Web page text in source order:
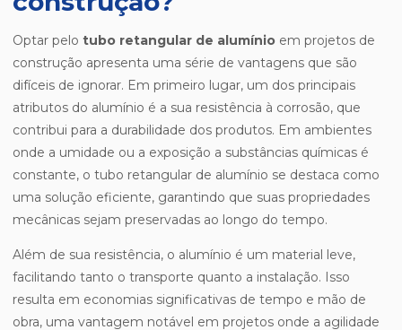
Optar pelo tubo retangular de alumínio em projetos de
construção apresenta uma série de vantagens que são
difíceis de ignorar. Em primeiro lugar, um dos principais
atributos do alumínio é a sua resistência à corrosão, que
contribui para a durabilidade dos produtos. Em ambientes
onde a umidade ou a exposição a substâncias químicas é
constante, o tubo retangular de alumínio se destaca como
uma solução eficiente, garantindo que suas propriedades
mecânicas sejam preservadas ao longo do tempo.
Além de sua resistência, o alumínio é um material leve,
facilitando tanto o transporte quanto a instalação. Isso
resulta em economias significativas de tempo e mão de
obra, uma vantagem notável em projetos onde a agilidade